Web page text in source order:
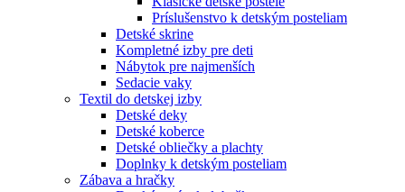
Príslušenstvo k detským posteliam
Detské skrine
Kompletné izby pre deti
Nábytok pre najmenších
Sedacie vaky
Textil do detskej izby
Detské deky
Detské koberce
Detské obliečky a plachty
Doplnky k detským posteliam
Zábava a hračky